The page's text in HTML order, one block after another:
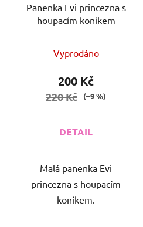
Panenka Evi princezna s
houpacím koníkem
Vyprodáno
200 Kč
220 Kč (–9 %)
DETAIL
Malá panenka Evi
princezna s houpacím
koníkem.